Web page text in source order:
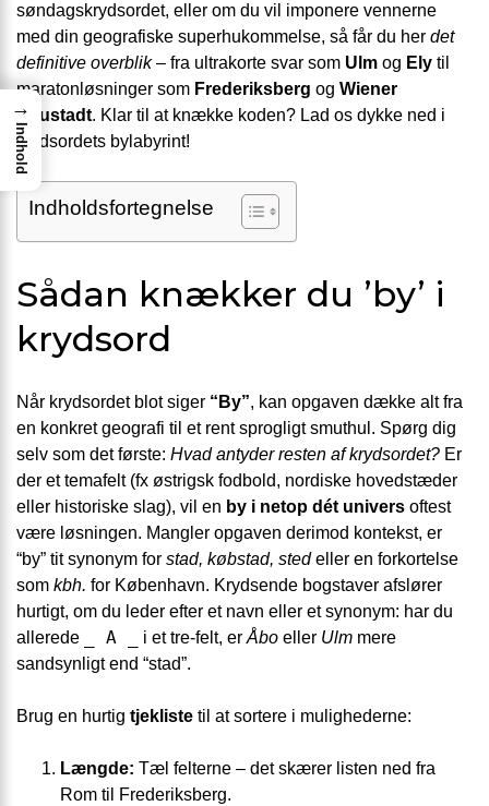
søndagskrydsordet, eller om du vil imponere vennerne
med din geografiske superhukommelse, så får du her det
definitive overblik– fra ultrakorte svar som Ulm og Ely til
maratonløsninger som Frederiksberg og Wiener
Neustadt. Klar til at knække koden? Lad os dykke ned i
krydsordets bylabyrint!
Indholdsfortegnelse
Sådan knækker du ’by’ i
krydsord
Når krydsordet blot siger “By”, kan opgaven dække alt fra
en konkret geografi til et rent sprogligt smuthul. Spørg dig
selv som det første: Hvad antyder resten af krydsordet? Er
der et temafelt (fx østrigsk fodbold, nordiske hovedstæder
eller historiske slag), vil en by i netop dét univers oftest
være løsningen. Mangler opgaven derimod kontekst, er
“by” tit synonym for stad, købstad, stedeller en forkortelse
som kbh. for København. Krydsende bogstaver afslører
hurtigt, om du leder efter et navn eller et synonym: har du
allerede
_ A _ i et tre-felt, er Åbo eller Ulm mere
sandsynligt end “stad”.
Brug en hurtig tjekliste til at sortere i mulighederne:
Længde: Tæl felterne – det skærer listen ned fra
Rom til Frederiksberg.
→
Indhold